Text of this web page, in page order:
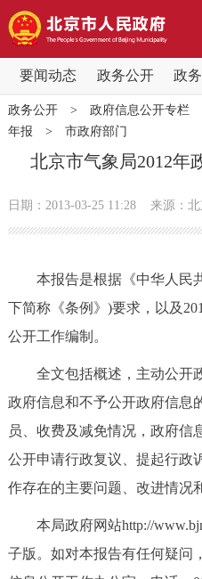
要闻动态 政务公开 政
要闻动态
党中央精神 国务
北京要闻 会
各区热点
政务公开
市领导 机构
政策兑现 政策
决策公开 专
政务服务
便民服务 利企
政务公开> 政府信息公开专栏
年报 > 市政府部门
北京市气象局2012年
日期：2013-03-25 11:28 来源：
本报告是根据《中华人民
下简称《条例》)要求，以及
公开工作编制。
全文包括概述，主动公开
政府信息和不予公开政府信息
员、收费及减免情况，政府信
公开申请行政复议、提起行政
作存在的主要问题、改进情况
本局政府网站http://
子版。如对本报告有任何疑问